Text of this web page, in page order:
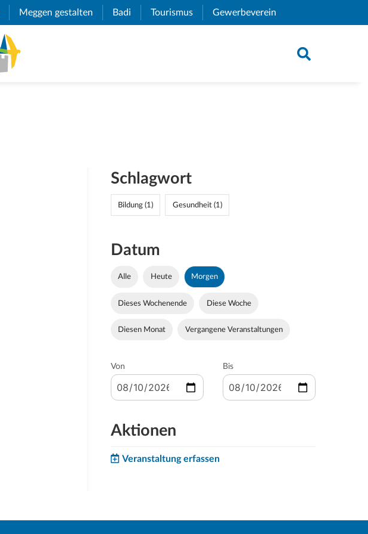
(External Link)
Meggen gestalten (External Link)
Badi (External Link)
Tourismus (External Link)
Gewerbeverein
Schlagwort
Bildung (1) Gesundheit (1)
Datum
Alle Heute Morgen
Dieses Wochenende Diese Woche
Diesen Monat Vergangene Veranstaltungen
Von Bis
Aktionen
Veranstaltung erfassen